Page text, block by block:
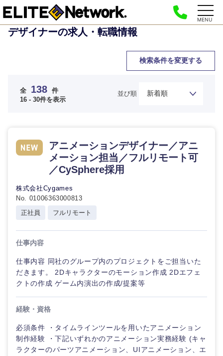
MENU
デザイナーの求人・転職情報
検索条件を変更する
全 138 件
16 - 30件を表示
並び順
アニメーションデザイナー／アニ
メーション担当／フルリモート可
／CySphere採用
株式会社Cygames
No. 01006363000813
正社員
フルリモート
仕事内容
仕事内容 同社のグループ内のプロジェクトをご担当いた
だきます。 2Dキャラクターのモーション作成 2Dエフェ
クトの作成 ゲーム内演出の作成/提案等
経験・資格
必須条件 ・タイムラインツールを用いたアニメーション
制作経験 ・下記いずれかのアニメーション実務経験 (キャ
ラクターのパーツアニメーション、UIアニメーション、エ